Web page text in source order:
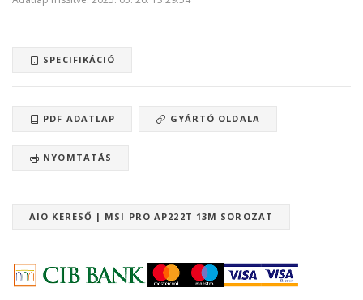
SPECIFIKÁCIÓ
PDF ADATLAP GYÁRTÓ OLDALA
NYOMTATÁS
AIO KERESŐ | MSI PRO AP222T 13M SOROZAT